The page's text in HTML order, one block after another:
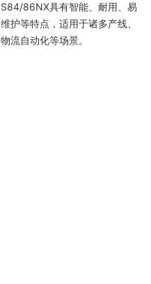
S84/86NX具有智能、耐用、易
维护等特点，适用于诸多产线、
物流自动化等场景。